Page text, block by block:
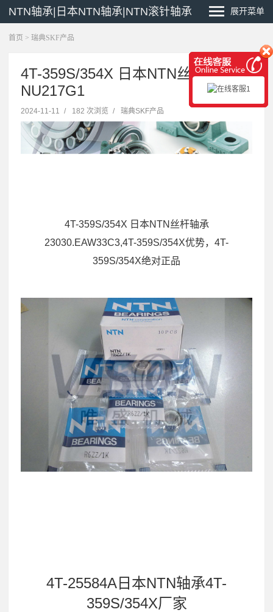
NTN轴承|日本NTN轴承|NTN滚针轴承 展开菜单
首页 > 瑞典SKF产品
4T-359S/354X 日本NTN丝杆轴承
NU217G1
2024-11-11 / 182 次浏览 / 瑞典SKF产品
4T-359S/354X 日本NTN丝杆轴承
23030.EAW33C3,4T-359S/354X优势，4T-
359S/354X绝对正品
4T-25584A日本NTN轴承4T-
359S/354X厂家